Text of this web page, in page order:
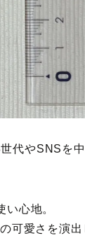
代やSNSを
心地。
可愛さを演出